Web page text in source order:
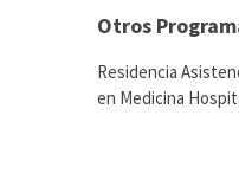
Otros
Residencia
en Medicina